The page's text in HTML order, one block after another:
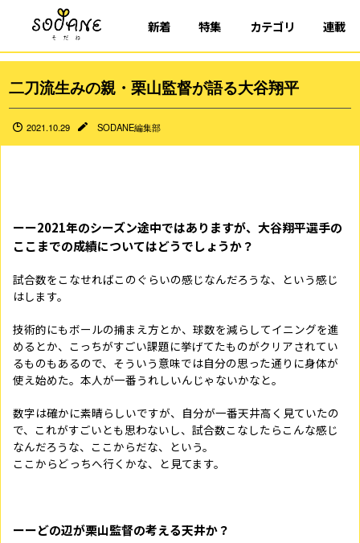
新着 特集 カテゴリ 連載
二刀流生みの親・栗山監督が語る大谷翔平
2021.10.29 SODANE編集部
ーー2021年のシーズン途中ではありますが、大谷翔平選手の
ここまでの成績についてはどうでしょうか？
試合数をこなせればこのぐらいの感じなんだろうな、という感じ
はします。
技術的にもボールの捕まえ方とか、球数を減らしてイニングを進
めるとか、こっちがすごい課題に挙げてたものがクリアされてい
るものもあるので、そういう意味では自分の思った通りに身体が
使え始めた。本人が一番うれしいんじゃないかなと。
数字は確かに素晴らしいですが、自分が一番天井高く見ていたの
で、これがすごいとも思わないし、試合数こなしたらこんな感じ
なんだろうな、ここからだな、という。
ここからどっちへ行くかな、と見てます。
ーーどの辺が栗山監督の考える天井か？